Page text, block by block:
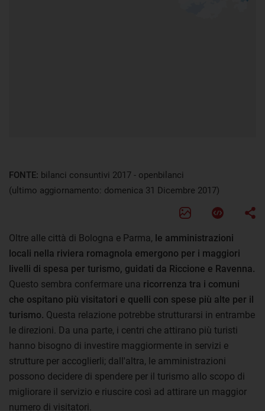
FONTE: bilanci consuntivi 2017 - openbilanci
(ultimo aggiornamento: domenica 31 Dicembre 2017)
Oltre alle città di Bologna e Parma, le amministrazioni
locali nella riviera romagnola emergono per i maggiori
livelli di spesa per turismo, guidati da Riccione e Ravenna.
Questo sembra confermare una ricorrenza tra i comuni
che ospitano più visitatori e quelli con spese più alte per il
turismo. Questa relazione potrebbe strutturarsi in entrambe
le direzioni. Da una parte, i centri che attirano più turisti
hanno bisogno di investire maggiormente in servizi e
strutture per accoglierli; dall'altra, le amministrazioni
possono decidere di spendere per il turismo allo scopo di
migliorare il servizio e riuscire così ad attirare un maggior
numero di visitatori.